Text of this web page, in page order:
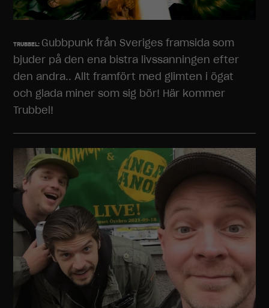
TRUBBEL: Gubbpunk från Sveriges framsida som
bjuder på den ena bistra livssanningen efter
den andra.. Allt framfört med glimten i ögat
och glada miner som sig bör! Här kommer
Trubbel!
Nödvändiga
Dessa
inte att välja
bort. De
behövs för
att
hemsidan
Statistik
För att vi ska
kunna
förbättra
hemsidans
funktionalitet
och
uppbyggnad,
baserat på
hur
hemsidan
används.